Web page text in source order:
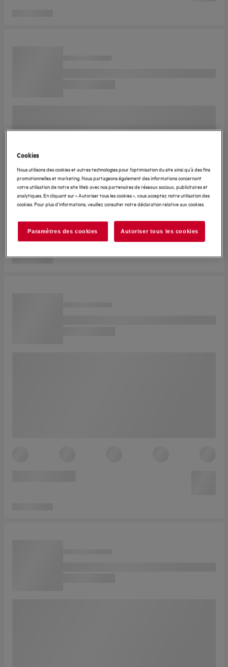
Cookies
Nous utilisons des cookies et autres technologies pour l’optimisation du site ainsi qu’à des fins
promotionnelles et marketing. Nous partageons également des informations concernant
votre utilisation de notre site Web avec nos partenaires de réseaux sociaux, publicitaires et
analytiques. En cliquant sur « Autoriser tous les cookies », vous acceptez notre utilisation des
cookies. Pour plus d'informations, veuillez consulter notre déclaration relative aux cookies.
Paramètres des cookies Autoriser tous les cookies